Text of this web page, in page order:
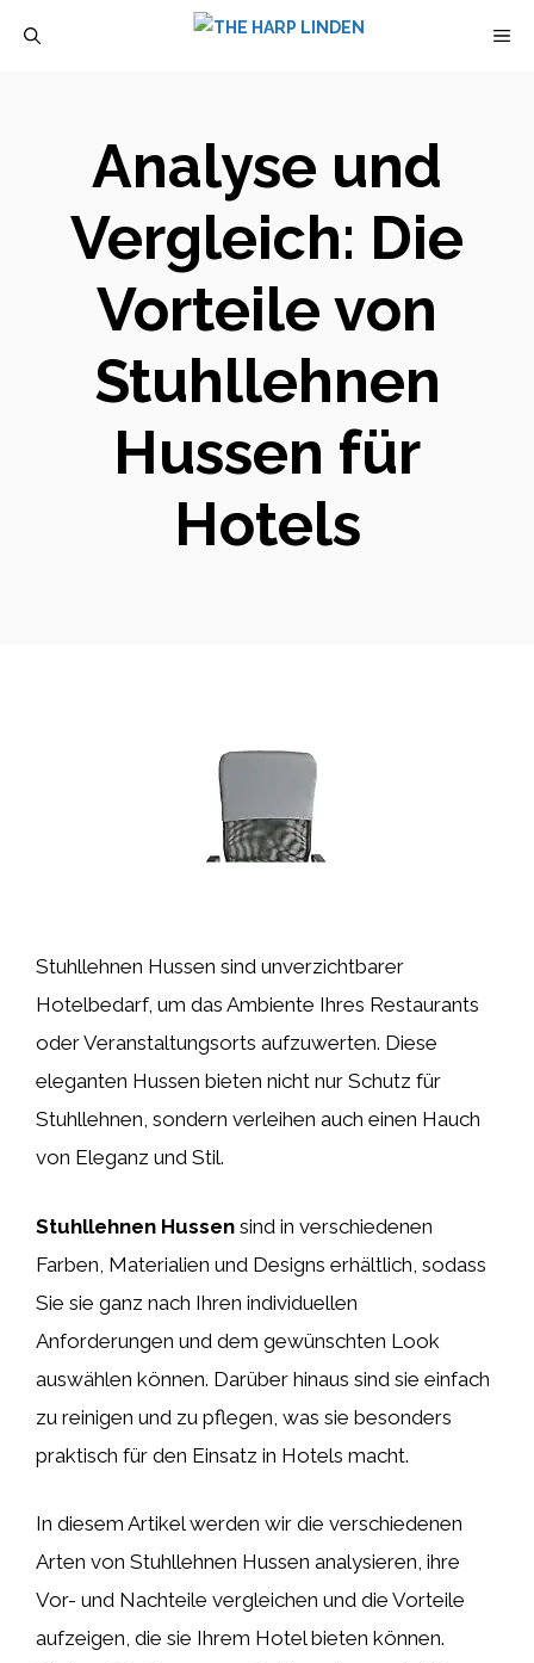
Analyse und
Vergleich: Die
Vorteile von
Stuhllehnen
Hussen für
Hotels
Stuhllehnen Hussen sind unverzichtbarer
Hotelbedarf, um das Ambiente Ihres Restaurants
oder Veranstaltungsorts aufzuwerten. Diese
eleganten Hussen bieten nicht nur Schutz für
Stuhllehnen, sondern verleihen auch einen Hauch
von Eleganz und Stil.
Stuhllehnen Hussen sind in verschiedenen
Farben, Materialien und Designs erhältlich, sodass
Sie sie ganz nach Ihren individuellen
Anforderungen und dem gewünschten Look
auswählen können. Darüber hinaus sind sie einfach
zu reinigen und zu pflegen, was sie besonders
praktisch für den Einsatz in Hotels macht.
In diesem Artikel werden wir die verschiedenen
Arten von Stuhllehnen Hussen analysieren, ihre
Vor- und Nachteile vergleichen und die Vorteile
aufzeigen, die sie Ihrem Hotel bieten können.